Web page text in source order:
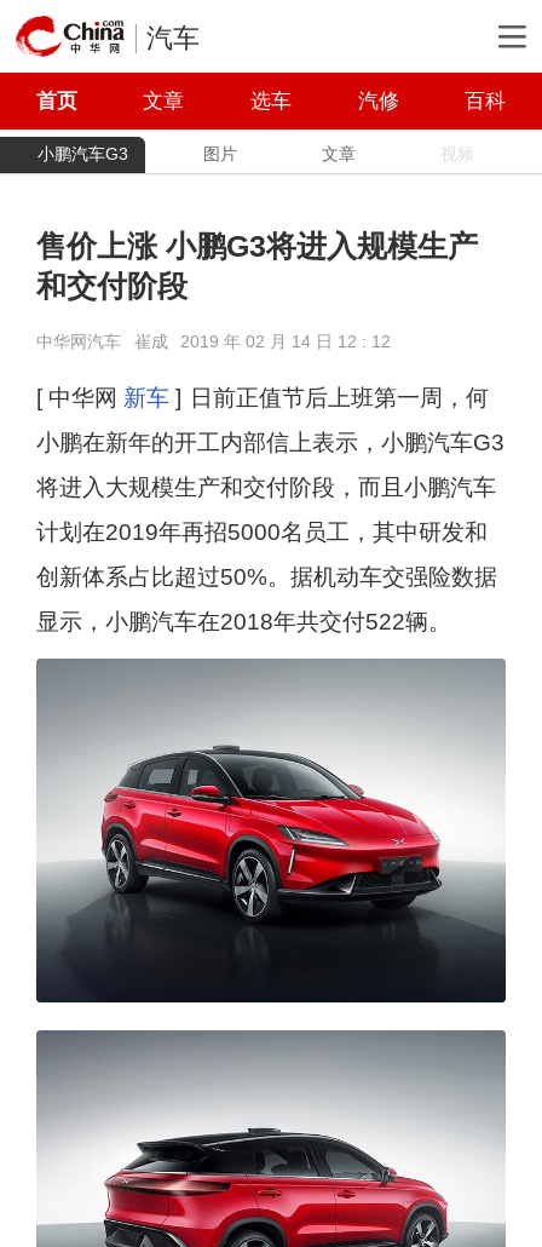
汽车
首页 文章 选车 汽修 百科
小鹏汽车G3 图片 文章 视频
售价上涨 小鹏G3将进入规模生产
和交付阶段
中华网汽车 崔成 2019 年 02 月 14 日 12 : 12
[ 中华网 新车]
日前正值节后上班第一周，何
小鹏在新年的开工内部信上表示，小鹏汽车G3
将进入大规模生产和交付阶段，而且小鹏汽车
计划在2019年再招5000名员工，其中研发和
创新体系占比超过50%。据机动车交强险数据
显示，小鹏汽车在2018年共交付522辆。